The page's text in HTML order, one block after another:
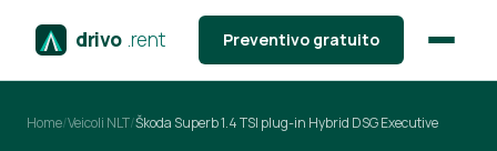
drivo .rent Preventivo gratuito
Home/Veicoli NLT/Škoda Superb 1.4 TSI plug-in Hybrid DSG Executive